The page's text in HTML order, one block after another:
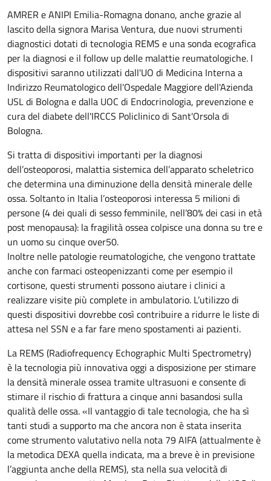
AMRER e ANIPI Emilia-Romagna donano, anche grazie al
lascito della signora Marisa Ventura, due nuovi strumenti
diagnostici dotati di tecnologia REMS e una sonda ecografica
per la diagnosi e il follow up delle malattie reumatologiche. I
dispositivi saranno utilizzati dall'UO di Medicina Interna a
Indirizzo Reumatologico dell'Ospedale Maggiore dell'Azienda
USL di Bologna e dalla UOC di Endocrinologia, prevenzione e
cura del diabete dell'IRCCS Policlinico di Sant'Orsola di
Bologna.
Si tratta di dispositivi importanti per la diagnosi
dell’osteoporosi, malattia sistemica dell’apparato scheletrico
che determina una diminuzione della densità minerale delle
ossa. Soltanto in Italia l’osteoporosi interessa 5 milioni di
persone (4 dei quali di sesso femminile, nell’80% dei casi in età
post menopausa): la fragilità ossea colpisce una donna su tre e
un uomo su cinque over50.
Inoltre nelle patologie reumatologiche, che vengono trattate
anche con farmaci osteopenizzanti come per esempio il
cortisone, questi strumenti possono aiutare i clinici a
realizzare visite più complete in ambulatorio. L’utilizzo di
questi dispositivi dovrebbe così contribuire a ridurre le liste di
attesa nel SSN e a far fare meno spostamenti ai pazienti.
La REMS (Radiofrequency Echographic Multi Spectrometry)
è la tecnologia più innovativa oggi a disposizione per stimare
la densità minerale ossea tramite ultrasuoni e consente di
stimare il rischio di frattura a cinque anni basandosi sulla
qualità delle ossa. «Il vantaggio di tale tecnologia, che ha sì
tanti studi a supporto ma che ancora non è stata inserita
come strumento valutativo nella nota 79 AIFA (attualmente è
la metodica DEXA quella indicata, ma a breve è in previsione
l’aggiunta anche della REMS), sta nella sua velocità di